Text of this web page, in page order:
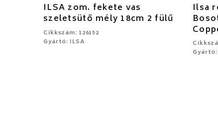
ILSA zom. fekete vas
szeletsütő mély 18cm 2 fülű
Cikkszám: 126152
Gyártó: ILSA
Ilsa